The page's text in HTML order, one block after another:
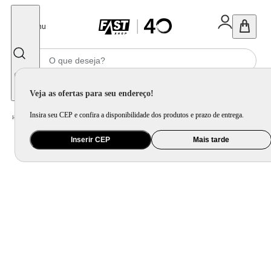
Menu
Veja as ofertas para seu endereço!
Insira seu CEP e confira a disponibilidade dos produtos e prazo de entrega.
Inserir CEP Mais tarde
Home Eletroportátil / Equipamento de Limpeza / Ferro de Passar